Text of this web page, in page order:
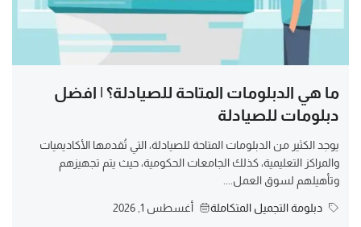
ما هي الدبلومات المتاحة للصيادلة؟ | افضل
دبلومات للصيادلة
يوجد الكثير من الدبلومات المتاحة للصيادلة، التي تُقدمها الأكاديميات
والمراكز التعليمية، كذلك الجامعات الحكومية، حيث يتم تجهيزهم
وتأهيلهم لسوق العمل....
دبلومة التجميل المتكاملة أغسطس 1, 2026